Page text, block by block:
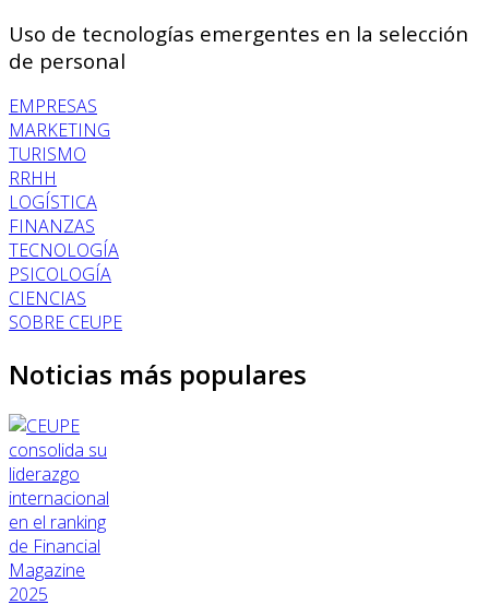
Uso de tecnologías emergentes en la selección
de personal
EMPRESAS
MARKETING
TURISMO
RRHH
LOGÍSTICA
FINANZAS
TECNOLOGÍA
PSICOLOGÍA
CIENCIAS
SOBRE CEUPE
Noticias más populares